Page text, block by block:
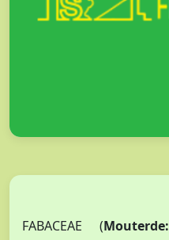
Mouterde: